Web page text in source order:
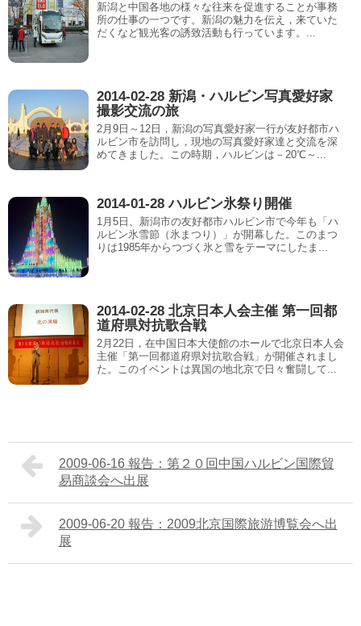
新潟と中国各地の様々な往来を促進することが事務
所の仕事の一つです。新潟の魅力を伝え，来ていた
だくなど観光客の誘致活動も行っています。...
2014-02-28 新潟・ハルビン写真愛好家
撮影交流の旅
2月9日～12日，新潟の写真愛好家一行が友好都市ハ
ルビン市を訪問し，現地の写真愛好家達と交流を深
めてきました。この時期，ハルビンは－20℃～...
2014-01-28 ハルビン氷祭り開催
1月5日、新潟市の友好都市ハルビン市で今年も「ハ
ルビン氷雪節（氷まつり）」が開幕した。このまつ
りは1985年からつづく氷と雪をテーマにしたま...
2014-02-28 北京日本人会主催 第一回都
道府県対抗歌合戦
2月22日，在中国日本大使館のホールで北京日本人会
主催「第一回都道府県対抗歌合戦」が開催されまし
た。このイベントは異国の地北京で日々奮闘して...
2009-06-16 報告：第２０回中国ハルビン国際貿
易商談会へ出展
2009-06-20 報告：2009北京国際旅游博覧会へ出
展